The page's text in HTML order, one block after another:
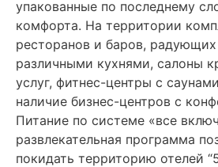
упакованные по последнему
комфорта. На территории
ресторанов и баров, радующих
различными кухнями, салоны
услуг, фитнес-центры с
наличие бизнес-центров с
Питание по системе «все
развлекательная программа
покидать территорию отелей “5